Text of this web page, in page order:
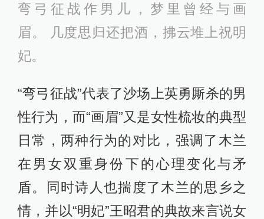
弯弓征战作男儿，梦里曾经与画
眉。 几度思归还把酒，拂云堆上祝明
妃。
“弯弓征战”代表了沙场上英勇厮杀的男
性行为，而“画眉”又是女性梳妆的典型
日常，两种行为的对比，强调了木兰
在男女双重身份下的心理变化与矛
盾。同时诗人也揣度了木兰的思乡之
情，并以“明妃”王昭君的典故来言说女